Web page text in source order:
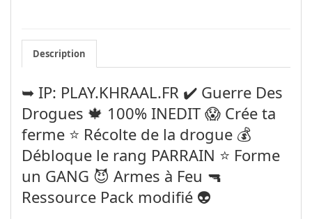
Description
➥ IP: PLAY.KHRAAL.FR ✔️ Guerre Des
Drogues 🍁 100% INEDIT 😱 Crée ta
ferme ⭐️ Récolte de la drogue 💰
Débloque le rang PARRAIN ⭐️ Forme
un GANG 😈 Armes à Feu 🔫
Ressource Pack modifié 👽